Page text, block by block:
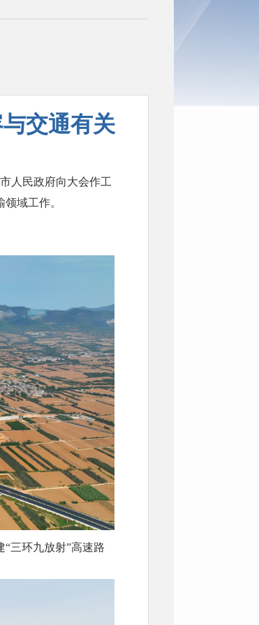
交通有关
人民政府向大会作工
域工作。
三环九放射”高速路